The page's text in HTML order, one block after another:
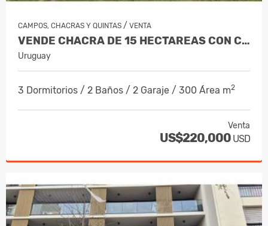
CAMPOS, CHACRAS Y QUINTAS / VENTA
VENDE CHACRA DE 15 HECTAREAS CON CASA, GALPÓN Y TAJAMARES
Uruguay
3 Dormitorios / 2 Baños / 2 Garaje / 300 Área m2
Venta
US$220,000 USD